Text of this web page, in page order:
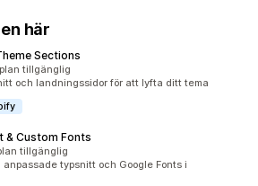
här
Sections
tillgänglig
och landningssidor för att lyfta ditt tema
& Custom Fonts
tillgänglig
anpassade typsnitt och Google Fonts i